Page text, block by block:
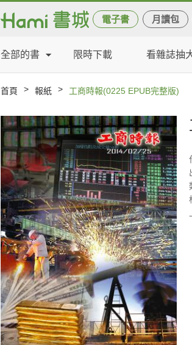
電子書 月讀包
全部的書 限時下載 看雜誌抽
首頁 > 報紙 > 工商時報(0225 EPUB完整版)